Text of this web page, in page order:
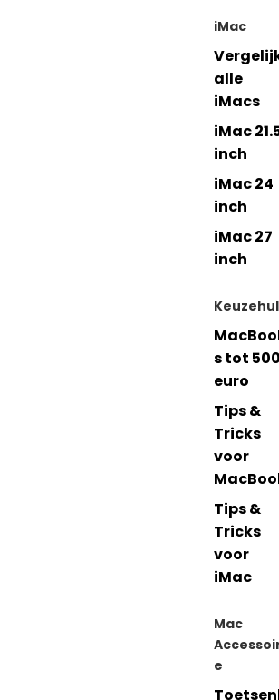
iMac
alle
iMacs
iMac
inch
iMac 24
inch
iMac 27
inch
s tot
euro
Tips &
Tricks
voor
Tips &
Tricks
voor
iMac
Mac
e